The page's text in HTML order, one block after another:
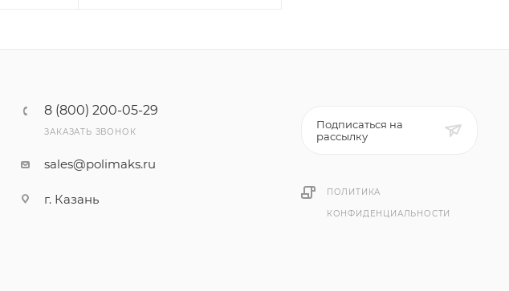
8 (800) 200-05-29
ЗАКАЗАТЬ ЗВОНОК
sales@polimaks.ru
г. Казань
Подписаться на
рассылку
ПОЛИТИКА
КОНФИДЕНЦИАЛЬНОСТИ